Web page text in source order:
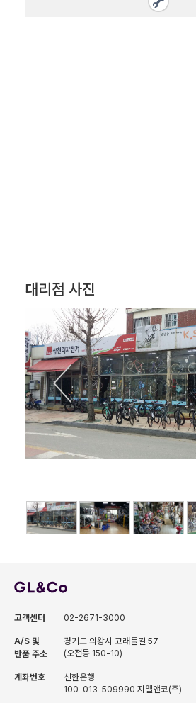
대리점 사진
고객센터 02-2671-3000
A/S 및
반품 주소
경기도 의왕시 고래들길 57
(오전동 150-10)
계좌번호
신한은행
100-013-509990 지엘앤코(주)